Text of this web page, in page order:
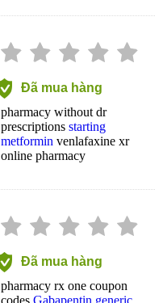
Đã mua hàng
pharmacy without dr
prescriptions starting
metformin venlafaxine xr
online pharmacy
Đã mua hàng
pharmacy rx one coupon
codes Gabapentin generic